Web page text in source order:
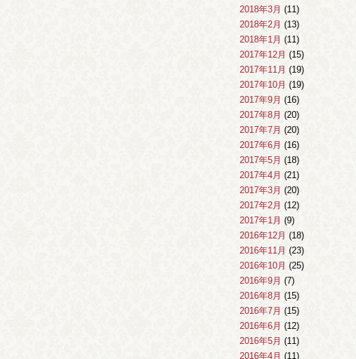
2018年3月 (11)
2018年2月 (13)
2018年1月 (11)
2017年12月 (15)
2017年11月 (19)
2017年10月 (19)
2017年9月 (16)
2017年8月 (20)
2017年7月 (20)
2017年6月 (16)
2017年5月 (18)
2017年4月 (21)
2017年3月 (20)
2017年2月 (12)
2017年1月 (9)
2016年12月 (18)
2016年11月 (23)
2016年10月 (25)
2016年9月 (7)
2016年8月 (15)
2016年7月 (15)
2016年6月 (12)
2016年5月 (11)
2016年4月 (11)